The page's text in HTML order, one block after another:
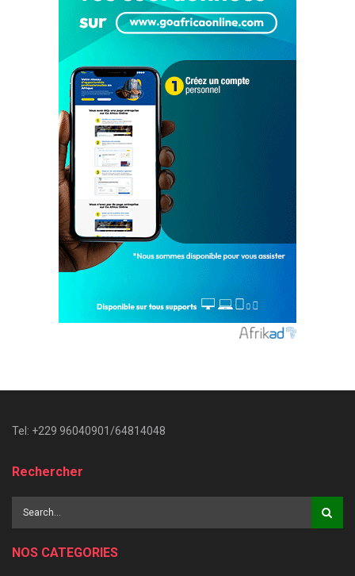
Tel: +229 96040901/64814048
Rechercher
NOS CATEGORIES